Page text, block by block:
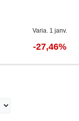
Varia. 1 janv.
-27,46%